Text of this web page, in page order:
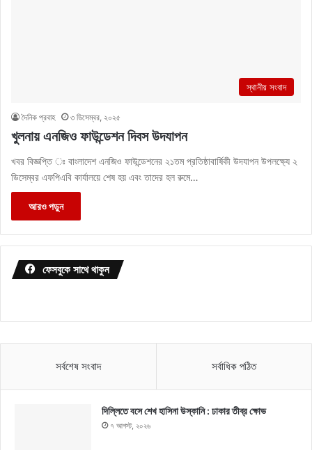
স্থানীয় সংবাদ
দৈনিক প্রবাহ ৩ ডিসেম্বর, ২০২৫
খুলনায় এনজিও ফাউন্ডেশন দিবস উদযাপন
খবর বিজ্ঞপ্তি ঃ বাংলাদেশ এনজিও ফাউন্ডেশনের ২১তম প্রতিষ্ঠাবার্ষিকী উদযাপন উপলক্ষ্যে ২
ডিসেম্বর এফপিএবি কার্যালয়ে শেষ হয় এবং তাদের হল রুমে…
আরও পড়ুন
ফেসবুকে সাথে থাকুন
সর্বশেষ সংবাদ সর্বাধিক পঠিত
দিল্লিতে বসে শেখ হাসিনা উস্কানি : ঢাকার তীব্র ক্ষোভ
৭ আগস্ট, ২০২৬